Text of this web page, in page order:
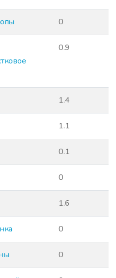
0
0.9
1.4
1.1
0.1
0
1.6
0
0